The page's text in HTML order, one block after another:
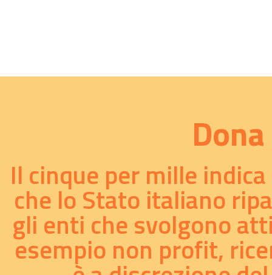
Il cinque per mille
che lo Stato italiano
gli enti che svolgono
esempio non profit,